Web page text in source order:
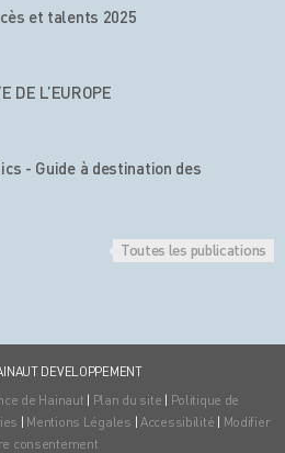
et talents 2025
DE L’EUROPE
- Guide à destination des
Toutes les publications
DEVELOPPEMENT
de Hainaut | Plan du site | Politique de
| Mentions Légales | Accessibilité | Modifier
consentement